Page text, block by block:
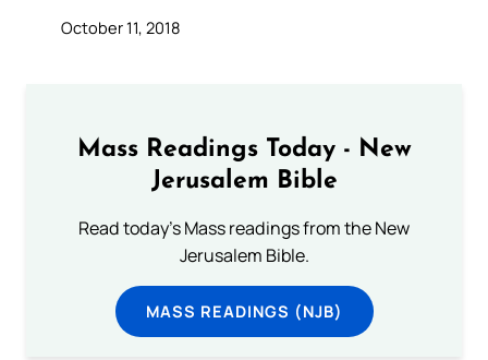
October 11, 2018
Mass Readings Today - New
Jerusalem Bible
Read today's Mass readings from the New
Jerusalem Bible.
MASS READINGS (NJB)